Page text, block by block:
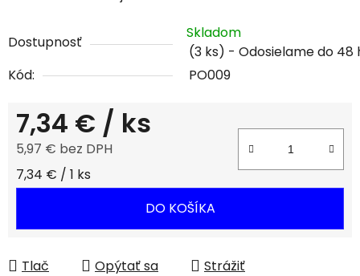
Dostupnosť
Skladom
(3 ks)
Kód:
PO009
7,34 € / ks
5,97 € bez DPH
Jednotková cena:
7,34 € / 1 ks
DO KOŠÍKA
Tlač Opýtať sa Strážiť